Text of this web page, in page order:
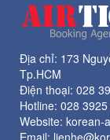
Địa chỉ: 173
Tp.HCM
Điện thoại: 028
Hotline: 028
Website: korean-